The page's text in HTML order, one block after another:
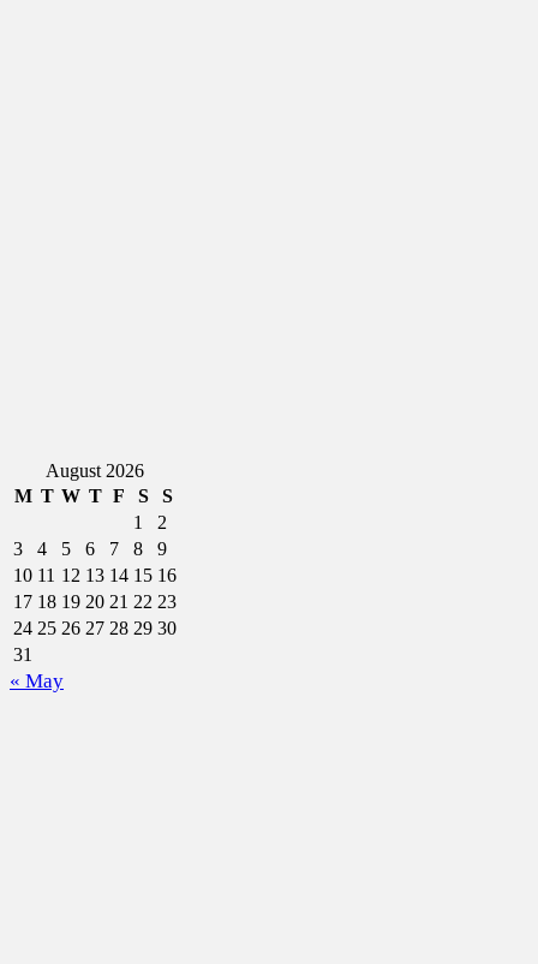
August 2026
M T W T F S
S
1
2
3
4 5 6 7 8
9
10 11 12 13 14 15 16
17 18 19 20 21 22 23
24 25 26 27 28 29 30
31
« May